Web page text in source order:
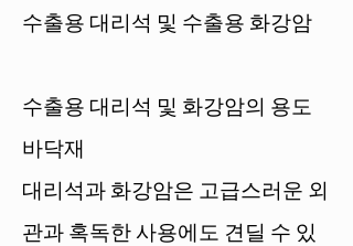
수출용 대리석 및 수출용 화강암
수출용 대리석 및 화강암의 용도
바닥재
대리석과 화강암은 고급스러운 외
관과 혹독한 사용에도 견딜 수 있